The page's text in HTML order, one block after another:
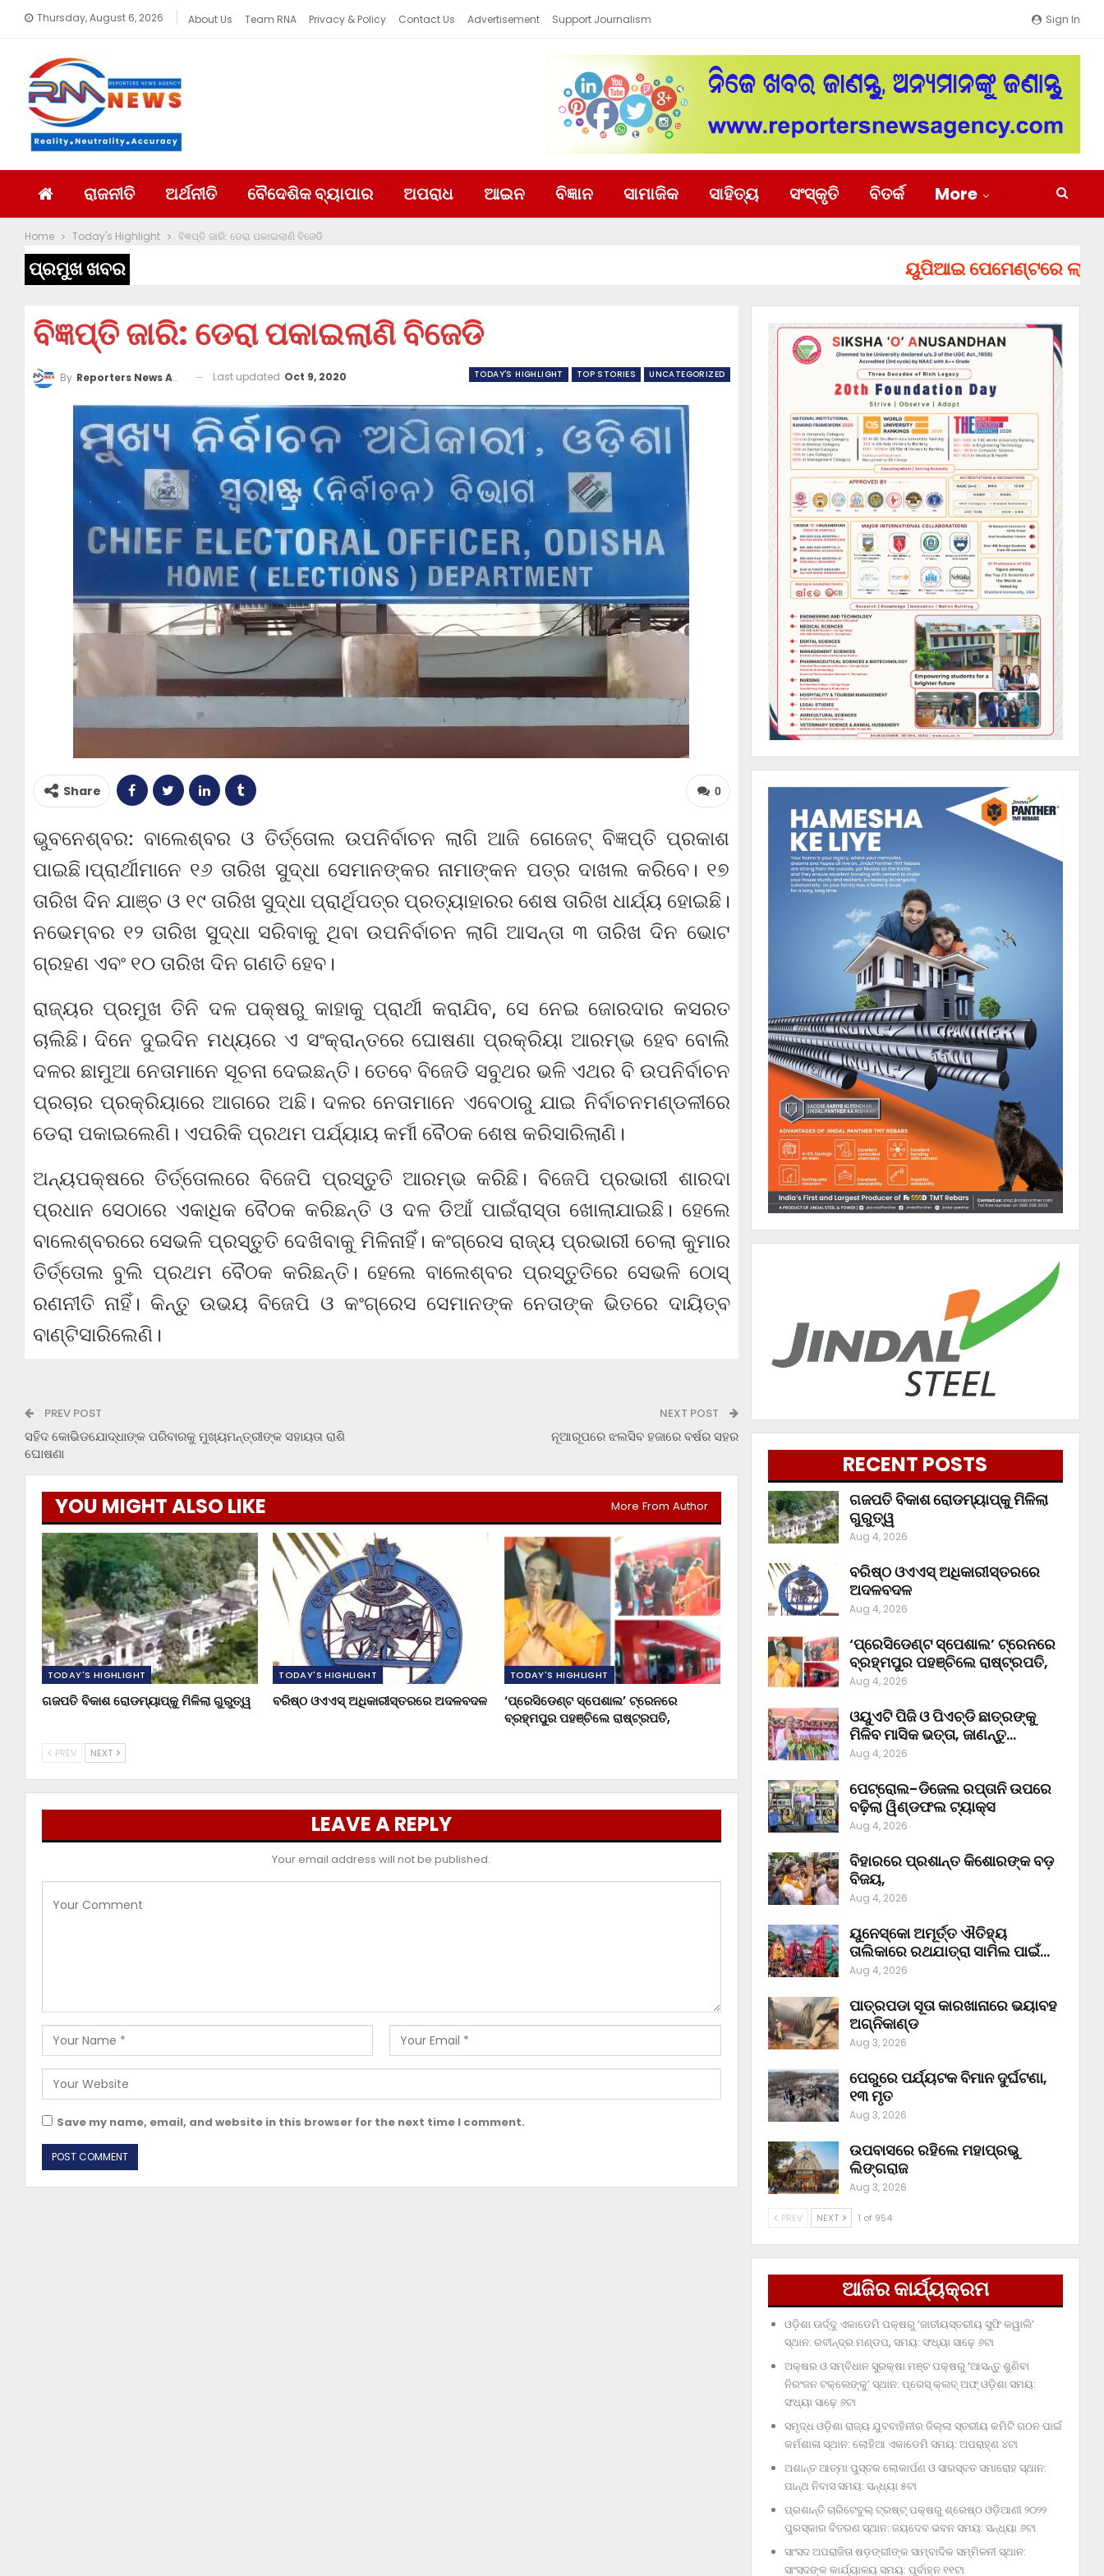
Sign In
Thursday, August 6, 2026 About Us Team RNA Privacy & Policy Contact Us Advertisement Support Journalism
ରାଜନୀତି ଅର୍ଥନୀତି ବୈଦେଶିକ ବ୍ୟାପାର ଅପରାଧ ଆଇନ ବିଜ୍ଞାନ ସାମାଜିକ ସାହିତ୍ୟ ସଂସ୍କୃତି ବିତର୍କ More
Home Today's Highlight ବିଜ୍ଞପ୍ତି ଜାରି: ଡେରା ପକାଇଲାଣି ବିଜେଡି
ପ୍ରମୁଖ ଖବର ୟୁପିଆଇ ପେମେଣ୍ଟରେ ଲାଗିପାରେ
ବିଜ୍ଞପ୍ତି ଜାରି: ଡେରା ପକାଇଲାଣି ବିଜେଡି
TODAY'S HIGHLIGHT TOP STORIES UNCATEGORIZED
By Reporters News Agency Last updated Oct 9, 2020
0
Share
ଭୁବନେଶ୍ବର: ବାଲେଶ୍ବର ଓ ତିର୍ତ୍ତୋଲ ଉପନିର୍ବାଚନ ଲାଗି ଆଜି ଗେଜେଟ୍ ବିଜ୍ଞପ୍ତି ପ୍ରକାଶ
ପାଇଛି।ପ୍ରାର୍ଥୀମାନେ ୧୬ ତାରିଖ ସୁଦ୍ଧା ସେମାନଙ୍କର ନାମାଙ୍କନ ପତ୍ର ଦାଖଲ କରିବେ। ୧୭
ତାରିଖ ଦିନ ଯାଞ୍ଚ ଓ ୧୯ ତାରିଖ ସୁଦ୍ଧା ପ୍ରାର୍ଥିପତ୍ର ପ୍ରତ୍ୟାହାରର ଶେଷ ତାରିଖ ଧାର୍ଯ୍ୟ ହୋଇଛି।
ନଭେମ୍ବର ୧୨ ତାରିଖ ସୁଦ୍ଧା ସରିବାକୁ ଥିବା ଉପନିର୍ବାଚନ ଲାଗି ଆସନ୍ତା ୩ ତାରିଖ ଦିନ ଭୋଟ
ଗ୍ରହଣ ଏବଂ ୧୦ ତାରିଖ ଦିନ ଗଣତି ହେବ।
ରାଜ୍ୟର ପ୍ରମୁଖ ତିନି ଦଳ ପକ୍ଷରୁ କାହାକୁ ପ୍ରାର୍ଥୀ କରାଯିବ, ସେ ନେଇ ଜୋରଦାର କସରତ
ଚାଲିଛି। ଦିନେ ଦୁଇଦିନ ମଧ୍ୟରେ ଏ ସଂକ୍ରାନ୍ତରେ ଘୋଷଣା ପ୍ରକ୍ରିୟା ଆରମ୍ଭ ହେବ ବୋଲି
ଦଳର ଛାମୁଆ ନେତାମାନେ ସୂଚନା ଦେଇଛନ୍ତି। ତେବେ ବିଜେଡି ସବୁଥର ଭଳି ଏଥର ବି ଉପନିର୍ବାଚନ
ପ୍ରଚାର ପ୍ରକ୍ରିୟାରେ ଆଗରେ ଅଛି। ଦଳର ନେତାମାନେ ଏବେଠାରୁ ଯାଇ ନିର୍ବାଚନମଣ୍ଡଳୀରେ
ଡେରା ପକାଇଲେଣି। ଏପରିକି ପ୍ରଥମ ପର୍ଯ୍ୟାୟ କର୍ମୀ ବୈଠକ ଶେଷ କରିସାରିଲାଣି।
ଅନ୍ୟପକ୍ଷରେ ତିର୍ତ୍ତୋଲରେ ବିଜେପି ପ୍ରସ୍ତୁତି ଆରମ୍ଭ କରିଛି। ବିଜେପି ପ୍ରଭାରୀ ଶାରଦା
ପ୍ରଧାନ ସେଠାରେ ଏକାଧିକ ବୈଠକ କରିଛନ୍ତି ଓ ଦଳ ଡିଆଁ ପାଇଁରାସ୍ତା ଖୋଲାଯାଇଛି। ହେଲେ
ବାଲେଶ୍ବରରେ ସେଭଳି ପ୍ରସ୍ତୁତି ଦେଖିବାକୁ ମିଳିନାହିଁ। କଂଗ୍ରେସ ରାଜ୍ୟ ପ୍ରଭାରୀ ଚେଲା କୁମାର
ତିର୍ତ୍ତୋଲ ବୁଲି ପ୍ରଥମ ବୈଠକ କରିଛନ୍ତି। ହେଲେ ବାଲେଶ୍ବର ପ୍ରସ୍ତୁତିରେ ସେଭଳି ଠୋସ୍
ରଣନୀତି ନାହିଁ। କିନ୍ତୁ ଉଭୟ ବିଜେପି ଓ କଂଗ୍ରେସ ସେମାନଙ୍କ ନେତାଙ୍କ ଭିତରେ ଦାୟିତ୍ବ
ବାଣ୍ଟିସାରିଲେଣି।
PREV POST
ସହିଦ କୋଭିଡଯୋଦ୍ଧାଙ୍କ ପରିବାରକୁ ମୁଖ୍ୟମନ୍ତ୍ରୀଙ୍କ ସହାୟତା ରାଶି
ଘୋଷଣା
NEXT POST
ନୂଆରୂପରେ ଝଲସିବ ହଜାରେ ବର୍ଷର ସହର
YOU MIGHT ALSO LIKE More From Author
TODAY'S HIGHLIGHT
ଗଜପତି ବିକାଶ ରୋଡମ୍ୟାପ୍‌କୁ ମିଳିଲା ଗୁରୁତ୍ୱ
TODAY'S HIGHLIGHT
ବରିଷ୍ଠ ଓଏଏସ୍‌ ଅଧିକାରୀସ୍ତରରେ ଅଦଳବଦଳ
TODAY'S HIGHLIGHT
‘ପ୍ରେସିଡେଣ୍ଟ ସ୍ପେଶାଲ’ ଟ୍ରେନରେ
ବ୍ରହ୍ମପୁର ପହଞ୍ଚିଲେ ରାଷ୍ଟ୍ରପତି,
PREV NEXT
LEAVE A REPLY
Your email address will not be published.
Save my name, email, and website in this browser for the next time I comment.
RECENT POSTS
ଗଜପତି ବିକାଶ ରୋଡମ୍ୟାପ୍‌କୁ ମିଳିଲା
ଗୁରୁତ୍ୱ
Aug 4, 2026
ବରିଷ୍ଠ ଓଏଏସ୍‌ ଅଧିକାରୀସ୍ତରରେ
ଅଦଳବଦଳ
Aug 4, 2026
‘ପ୍ରେସିଡେଣ୍ଟ ସ୍ପେଶାଲ’ ଟ୍ରେନରେ
ବ୍ରହ୍ମପୁର ପହଞ୍ଚିଲେ ରାଷ୍ଟ୍ରପତି,
Aug 4, 2026
ଓୟୁଏଟି ପିଜି ଓ ପିଏଚ୍‌ଡି ଛାତ୍ରଙ୍କୁ
ମିଳିବ ମାସିକ ଭତ୍ତା, ଜାଣନ୍ତୁ…
Aug 4, 2026
ପେଟ୍ରୋଲ-ଡିଜେଲ ରପ୍ତାନି ଉପରେ
ବଢ଼ିଲା ୱିଣ୍ଡଫଲ ଟ୍ୟାକ୍ସ
Aug 4, 2026
ବିହାରରେ ପ୍ରଶାନ୍ତ କିଶୋରଙ୍କ ବଡ଼
ବିଜୟ,
Aug 4, 2026
ୟୁନେସ୍କୋ ଅମୂର୍ତ୍ତ ଐତିହ୍ୟ
ତାଲିକାରେ ରଥଯାତ୍ରା ସାମିଲ ପାଇଁ…
Aug 4, 2026
ପାତ୍ରପଡା ସୂତା କାରଖାନାରେ ଭୟାବହ
ଅଗ୍ନିକାଣ୍ଡ
Aug 3, 2026
ପେରୁରେ ପର୍ଯ୍ୟଟକ ବିମାନ ଦୁର୍ଘଟଣା,
୧୩ ମୃତ
Aug 3, 2026
ଉପବାସରେ ରହିଲେ ମହାପ୍ରଭୁ
ଲିଙ୍ଗରାଜ
Aug 3, 2026
PREV NEXT 1 of 954
ଆଜିର କାର୍ଯ୍ୟକ୍ରମ
ଓଡ଼ିଶା ଊର୍ଦ୍ଦୁ ଏକାଡେମି ପକ୍ଷରୁ ‘ଜାତୀୟସ୍ତରୀୟ ସୁଫି କୱାଲି’
ସ୍ଥାନ: ରବୀନ୍ଦ୍ର ମଣ୍ଡପ, ସମୟ: ସଂଧ୍ୟା ସାଢ଼େ ୬ଟା
ଅକ୍ଷର ଓ ସମ୍ବିଧାନ ସୁରକ୍ଷା ମଞ୍ଚ ପକ୍ଷରୁ ‘ଆସନ୍ତୁ ଶୁଣିବା
ନିରଂଜନ ଟକ୍‌ଲେଙ୍କୁ’ ସ୍ଥାନ: ପ୍ରେସ୍‌ କ୍ଲବ୍‌ ଅଫ୍‌ ଓଡ଼ିଶା ସମୟ:
ସଂଧ୍ୟା ସାଢ଼େ ୬ଟା
ସମୃଦ୍ଧ ଓଡ଼ିଶା ରାଜ୍ୟ ଯୁବବାହିନୀର ଜିଲ୍ଲା ସ୍ତରୀୟ କମିଟି ଗଠନ ପାଇଁ
କର୍ମଶାଳା ସ୍ଥାନ: ଲୋହିଆ ଏକାଡେମି ସମୟ: ଅପରାହ୍‌ଣ ୪ଟା
ଅଶାନ୍ତ ଆତ୍ମା ପୁସ୍ତକ ଲୋକାର୍ପଣ ଓ ସାରସ୍ବତ ସମାରୋହ ସ୍ଥାନ:
ପାନ୍ଥ ନିବାସ ସମୟ: ସନ୍ଧ୍ୟା ୫ଟା
ପ୍ରଶାନ୍ତି ଚାରିଟେବୁଲ୍‌ ଟ୍ରଷ୍ଟ୍‌ ପକ୍ଷରୁ ଶ୍ରେଷ୍ଠ ଓଡ଼ିଆଣୀ ୨୦୨୨
ପୁରସ୍କାର ବିତରଣ ସ୍ଥାନ: ଜୟଦେବ ଭବନ ସମୟ: ସନ୍ଧ୍ୟା ୬ଟା
ସାଂସଦ ଅପରାଜିତା ଷଡ଼ଙ୍ଗୀଙ୍କ ସାମ୍ବାଦିକ ସମ୍ମିଳନୀ ସ୍ଥାନ:
ସାଂସଦଙ୍କ କାର୍ଯ୍ୟାଳୟ ସମୟ: ପୂର୍ବାହ୍ନ ୧୧ଟା